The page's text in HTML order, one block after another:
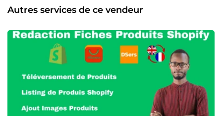
Professionnalisme et discrétion ✔️ Réactivité et respect des
délais ✔️ Expertise en outils bureautiques et digitaux 🎯
aujourd’hui ! 📩 Contactez-moi pour discuter de votre
Autres services de ce vendeur